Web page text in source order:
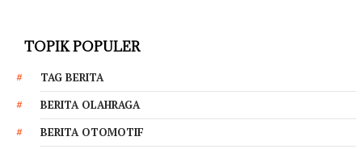
TOPIK POPULER
TAG BERITA
BERITA OLAHRAGA
BERITA OTOMOTIF